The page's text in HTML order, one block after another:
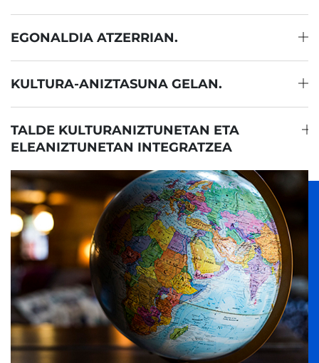
EGONALDIA ATZERRIAN.
KULTURA-ANIZTASUNA GELAN.
TALDE KULTURANIZTUNETAN ETA
ELEANIZTUNETAN INTEGRATZEA